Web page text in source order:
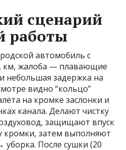
сценарий
работы
автомобиль с
км, жалоба — плавающие
небольшая задержка на
видно “кольцо”
на кромке заслонки и
канала. Делают чистку
защищают впуск
кромки, затем выполняют
После сушки (20